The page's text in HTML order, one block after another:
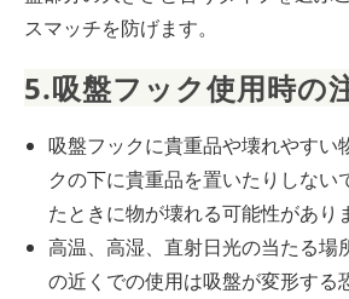
スマッチを防げます。
5.吸盤フック使用時の
吸盤フックに貴重品や壊れやすい
クの下に貴重品を置いたりしない
たときに物が壊れる可能性があり
高温、高湿、直射日光の当たる場
の近くでの使用は吸盤が変形する